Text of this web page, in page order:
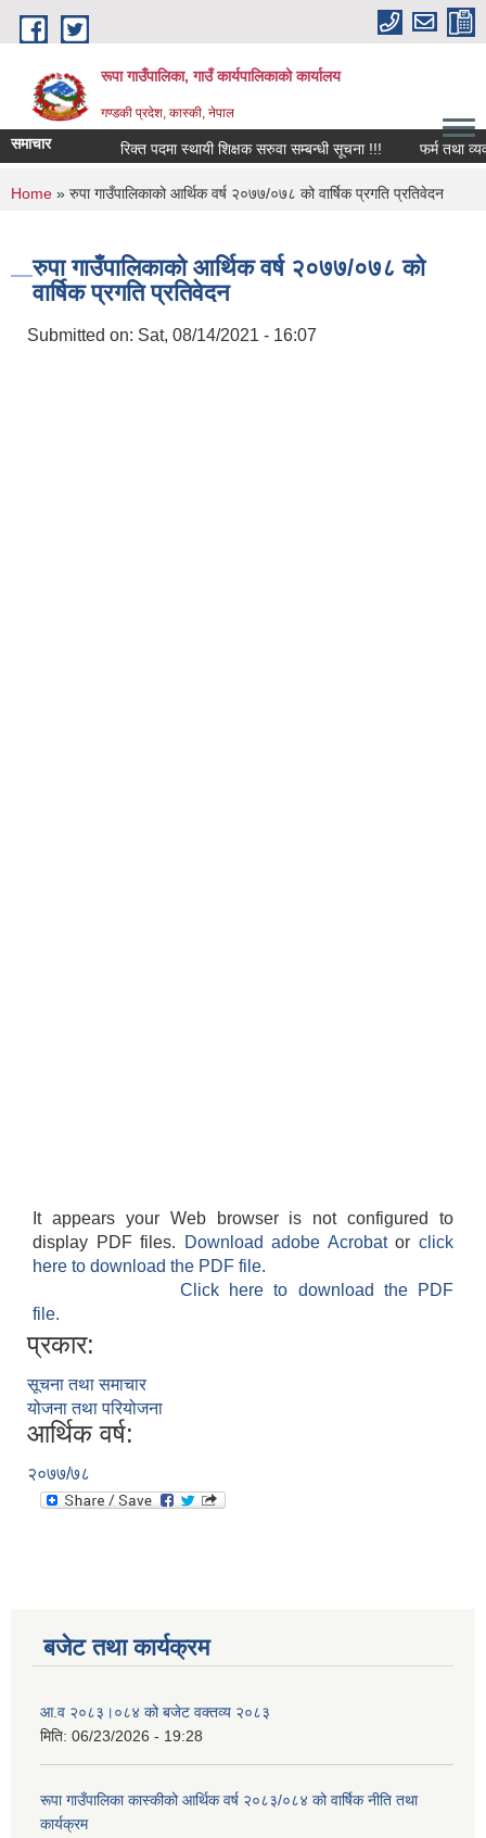
Skip to main content
रूपा गाउँपालिका, गाउँ कार्यपालिकाको कार्यालय
गण्डकी प्रदेश, कास्की, नेपाल
समाचार रिक्त पदमा स्थायी शिक्षक सरुवा सम्बन्धी सूचना !!! फर्म तथा
You are here
Home » रुपा गाउँपालिकाको आर्थिक वर्ष २०७७/०७८ को वार्षिक प्रगति प्रतिवेदन
रुपा गाउँपालिकाको आर्थिक वर्ष २०७७/०७८ को
वार्षिक प्रगति प्रतिवेदन
Submitted on: Sat, 08/14/2021 - 16:07
It appears your Web browser is not configured to
display PDF files.
Download adobe Acrobatorclick
here to download the PDF file.
Click here to download the PDF
file.
प्रकार:
सूचना तथा समाचार
योजना तथा परियोजना
आर्थिक वर्ष:
२०७७/७८
बजेट तथा कार्यक्रम
आ.व २०८३।०८४ को बजेट वक्तव्य २०८३
मिति: 06/23/2026 - 19:28
रूपा गाउँपालिका कास्कीको आर्थिक वर्ष २०८३/०८४ को वार्षिक नीति तथा
कार्यक्रम